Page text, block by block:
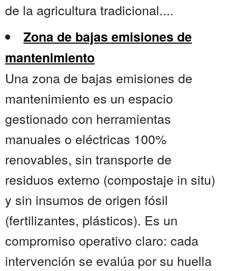
de la agricultura tradicional....
Zona de bajas emisiones de
mantenimiento
Una zona de bajas emisiones de
mantenimiento es un espacio
gestionado con herramientas
manuales o eléctricas 100%
renovables, sin transporte de
residuos externo (compostaje in situ)
y sin insumos de origen fósil
(fertilizantes, plásticos). Es un
compromiso operativo claro: cada
intervención se evalúa por su huella